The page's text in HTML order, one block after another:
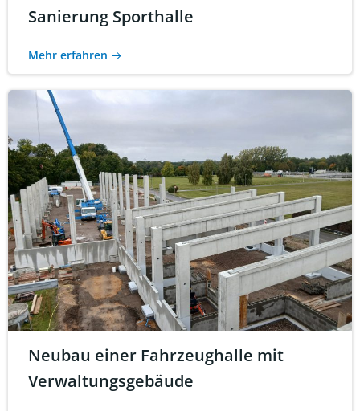
Sanierung Sporthalle
Mehr erfahren
Neubau einer Fahrzeughalle mit
Verwaltungsgebäude